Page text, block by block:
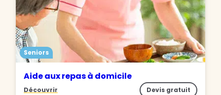
Seniors
Aide aux repas à domicile
Découvrir Devis gratuit